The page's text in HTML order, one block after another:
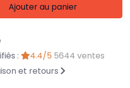
Ajouter au panier
:
4.4/5 5644 ventes
et retours